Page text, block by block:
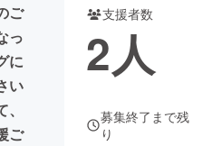
CAMPFIRE Creation
machi-ya コミュニティ
ご
っ
に
い
ご
支援者数
2人
募集終了まで残
り